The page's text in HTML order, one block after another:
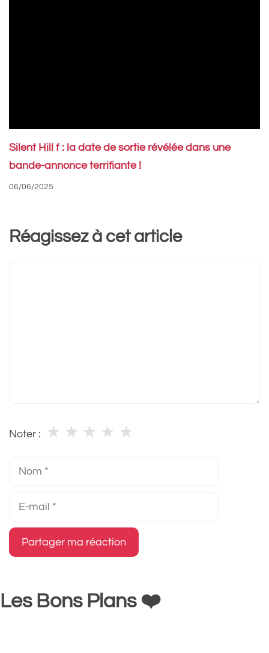
Silent Hill f : la date de sortie révélée dans une
bande-annonce terrifiante !
06/06/2025
Réagissez à cet article
Noter : ★
★
★
★
★
Les Bons Plans ❤️